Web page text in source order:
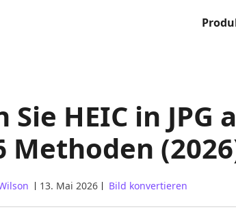
HEIC in JPG
Methoden
13. Mai 2026 Bild konvertieren